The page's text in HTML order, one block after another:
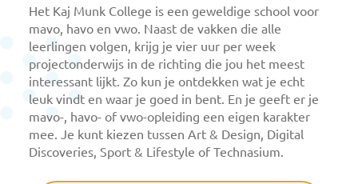
Het Kaj Munk College is een geweldige school voor
mavo, havo en vwo. Naast de vakken die alle
leerlingen volgen, krijg je vier uur per week
projectonderwijs in de richting die jou het meest
interessant lijkt. Zo kun je ontdekken wat je echt
leuk vindt en waar je goed in bent. En je geeft er je
mavo-, havo- of vwo-opleiding een eigen karakter
mee. Je kunt kiezen tussen Art & Design, Digital
Discoveries, Sport & Lifestyle of Technasium.